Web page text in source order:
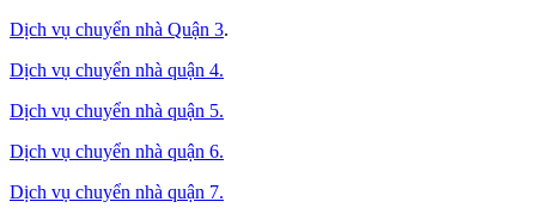
Dịch vụ chuyển nhà Quận 3.
Dịch vụ chuyển nhà quận 4.
Dịch vụ chuyển nhà quận 5.
Dịch vụ chuyển nhà quận 6.
Dịch vụ chuyển nhà quận 7.